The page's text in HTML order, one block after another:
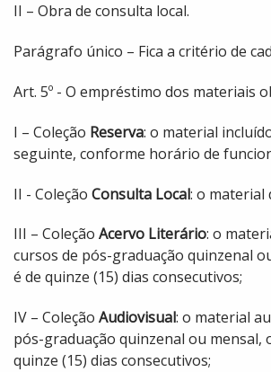
II – Obra de consulta local.
Parágrafo único – Fica a critério de
Art. 5º - O empréstimo dos materiais
I – Coleção Reserva: o material
seguinte, conforme horário de
II - Coleção Consulta Local: o material
III – Coleção Acervo Literário: o
cursos de pós-graduação quinzenal
é de quinze (15) dias consecutivos;
IV – Coleção Audiovisual: o material
pós-graduação quinzenal ou mensal,
quinze (15) dias consecutivos;